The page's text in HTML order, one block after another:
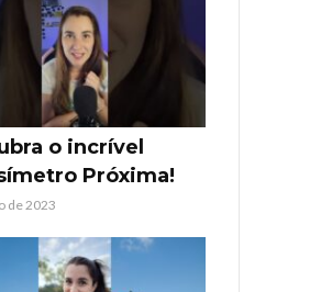
o incrível
Próxima!
de 2023